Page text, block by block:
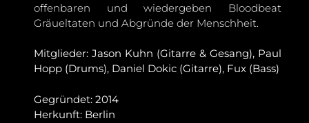
offenbaren und wiedergeben Bloodbeat
Gräueltaten und Abgründe der Menschheit.
Mitglieder: Jason Kuhn (Gitarre & Gesang), Paul
Hopp (Drums), Daniel Dokic (Gitarre), Fux (Bass)
Gegründet: 2014
Herkunft: Berlin